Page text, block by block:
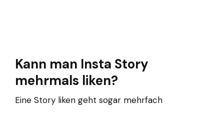
Kann man Insta Story
mehrmals liken?
Eine Story liken geht sogar mehrfach